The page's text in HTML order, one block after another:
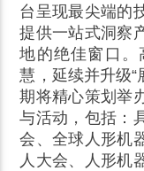
台呈现最尖端的
提供一站式洞察
地的绝佳窗口。
慧，延续并升级“
期将精心策划举
与活动，包括：
会、全球人形机
人大会、人形机